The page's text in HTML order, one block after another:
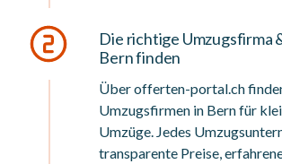
Die richtige Umzugsfirma
Bern finden
Über offerten-portal.ch
Umzugsfirmen in Bern für
Umzüge. Jedes
transparente Preise,